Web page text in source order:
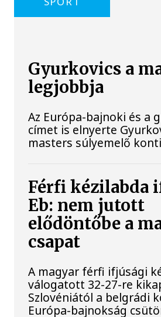
Gyurkovics a
legjobbja
Az Európa-bajnoki és a
címet is elnyerte
masters súlyemelő
Férfi kézilabda
Eb: nem jutott
elődöntőbe a
csapat
A magyar férfi ifjúsági
válogatott 32-27-re
Szlovéniától a belgrádi
Európa-bajnokság